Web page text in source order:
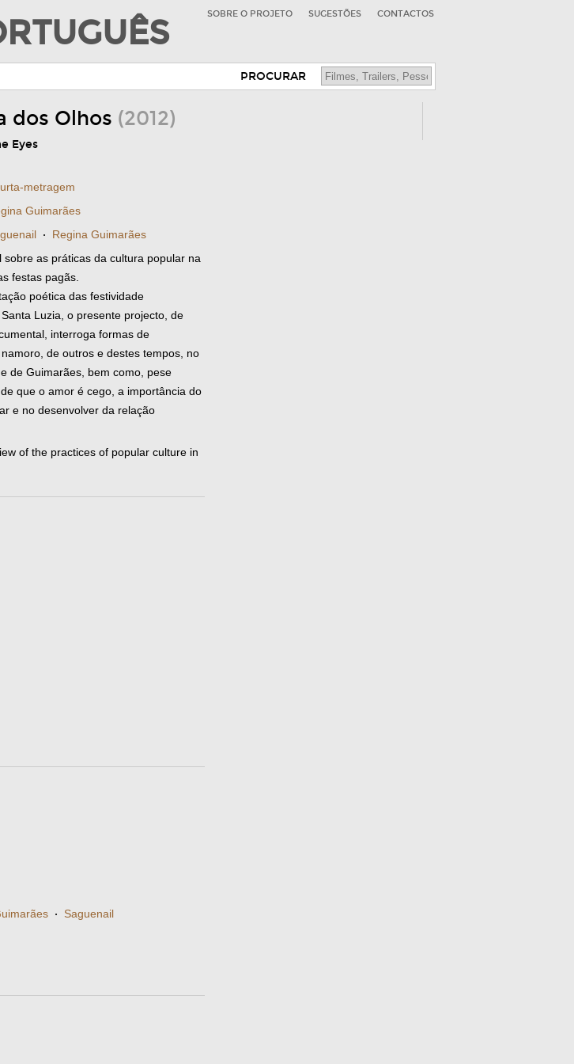
SOBRE O PROJETO SUGESTÕES CONTACTOS
PROCURAR
dos Olhos (2012)
Eyes
metragem
Guimarães
· Regina Guimarães
sobre as práticas da cultura popular na
festas pagãs.
poética das festividade
Luzia, o presente projecto, de
interroga formas de
de outros e destes tempos, no
de Guimarães, bem como, pese
que o amor é cego, a importância do
e no desenvolver da relação
of the practices of popular culture in
· Saguenail